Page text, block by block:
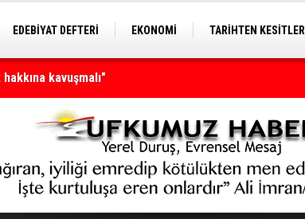
EDEBİYAT DEFTERİ EKONOMİ TARİHTEN KESİTLER
kavuşmalı"